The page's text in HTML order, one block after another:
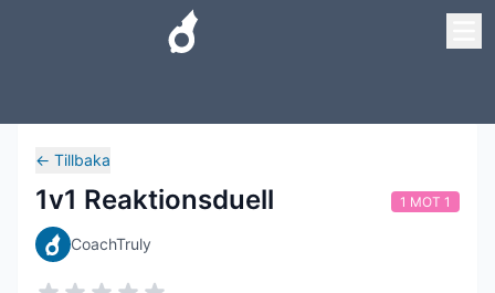
← Tillbaka
1v1 Reaktionsduell
CoachTruly
1 MOT 1